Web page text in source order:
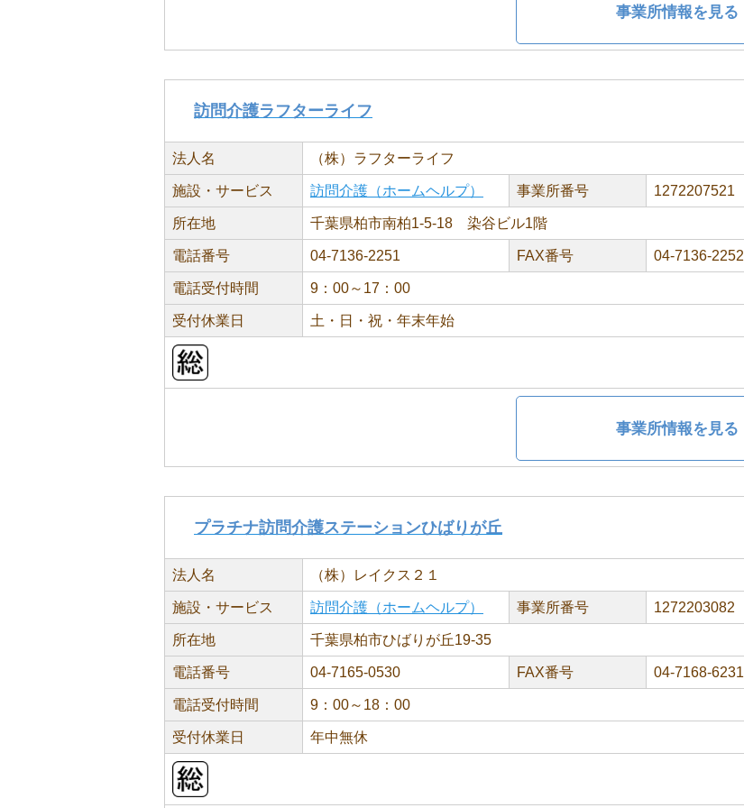
事業所情報を見る
訪問介護ラフターライフ
法人名 （株）ラフターライフ
施設・サービス 訪問介護（ホームヘルプ） 事業所番号 1272207521
所在地 千葉県柏市南柏1-5-18 染谷ビル1階
電話番号 04-7136-2251 FAX番号 04-7136-2252
電話受付時間 9：00～17：00
受付休業日 土・日・祝・年末年始
事業所情報を見る
プラチナ訪問介護ステーションひばりが丘
法人名 （株）レイクス２１
施設・サービス 訪問介護（ホームヘルプ） 事業所番号 1272203082
所在地 千葉県柏市ひばりが丘19-35
電話番号 04-7165-0530 FAX番号 04-7168-6231
電話受付時間 9：00～18：00
受付休業日 年中無休